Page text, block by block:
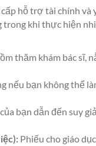
hỗ trợ tài chính và
khi thực hiện
thăm khám bác sĩ,
nếu bạn không thể
bạn dẫn đến suy
Phiếu cho giáo